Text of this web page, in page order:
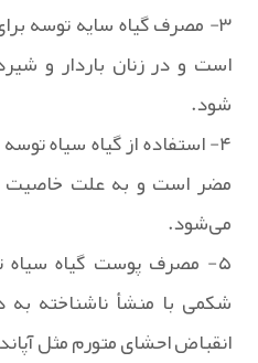
است و در زنان باردار و
شود.
۴- استفاده از گیاه سیاه
مضر است و به علت خاصیت
می‌شود.
۵- مصرف پوست گیاه سیاه
شکمی با منشأ ناشناخته به
انقباض احشای متورم مثل